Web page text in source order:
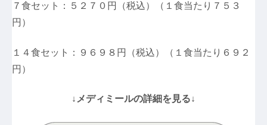
７食セット：５２７０円（税込）（１食当たり７５３
円）
１４食セット：９６９８円（税込）（１食当たり６９２
円）
↓メディミールの詳細を見る↓